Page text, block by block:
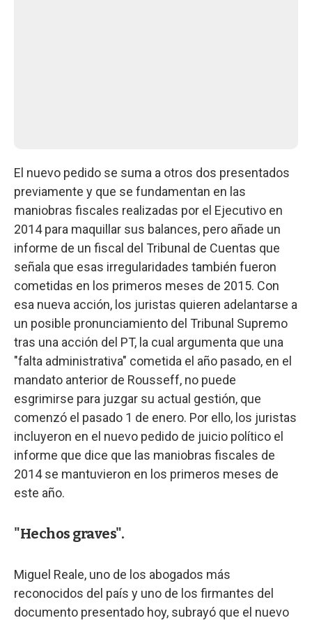
El nuevo pedido se suma a otros dos presentados
previamente y que se fundamentan en las
maniobras fiscales realizadas por el Ejecutivo en
2014 para maquillar sus balances, pero añade un
informe de un fiscal del Tribunal de Cuentas que
señala que esas irregularidades también fueron
cometidas en los primeros meses de 2015. Con
esa nueva acción, los juristas quieren adelantarse a
un posible pronunciamiento del Tribunal Supremo
tras una acción del PT, la cual argumenta que una
"falta administrativa" cometida el año pasado, en el
mandato anterior de Rousseff, no puede
esgrimirse para juzgar su actual gestión, que
comenzó el pasado 1 de enero. Por ello, los juristas
incluyeron en el nuevo pedido de juicio político el
informe que dice que las maniobras fiscales de
2014 se mantuvieron en los primeros meses de
este año.
"Hechos graves".
Miguel Reale, uno de los abogados más
reconocidos del país y uno de los firmantes del
documento presentado hoy, subrayó que el nuevo